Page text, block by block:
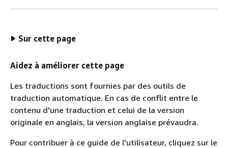
Sur cette page
Aidez à améliorer cette page
Les traductions sont fournies par des outils de
traduction automatique. En cas de conflit entre le
contenu d'une traduction et celui de la version
originale en anglais, la version anglaise prévaudra.
Pour contribuer à ce guide de l'utilisateur, cliquez sur le